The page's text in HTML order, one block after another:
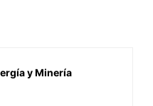
y Minería